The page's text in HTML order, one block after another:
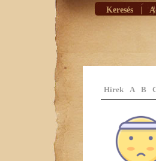
Keresés
Hírek A B